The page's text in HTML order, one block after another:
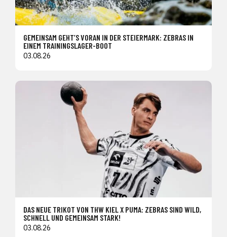
GEMEINSAM GEHT’S VORAN IN DER STEIERMARK: ZEBRAS IN
EINEM TRAININGSLAGER-BOOT
03.08.26
DAS NEUE TRIKOT VON THW KIEL X PUMA: ZEBRAS SIND WILD,
SCHNELL UND GEMEINSAM STARK!
03.08.26